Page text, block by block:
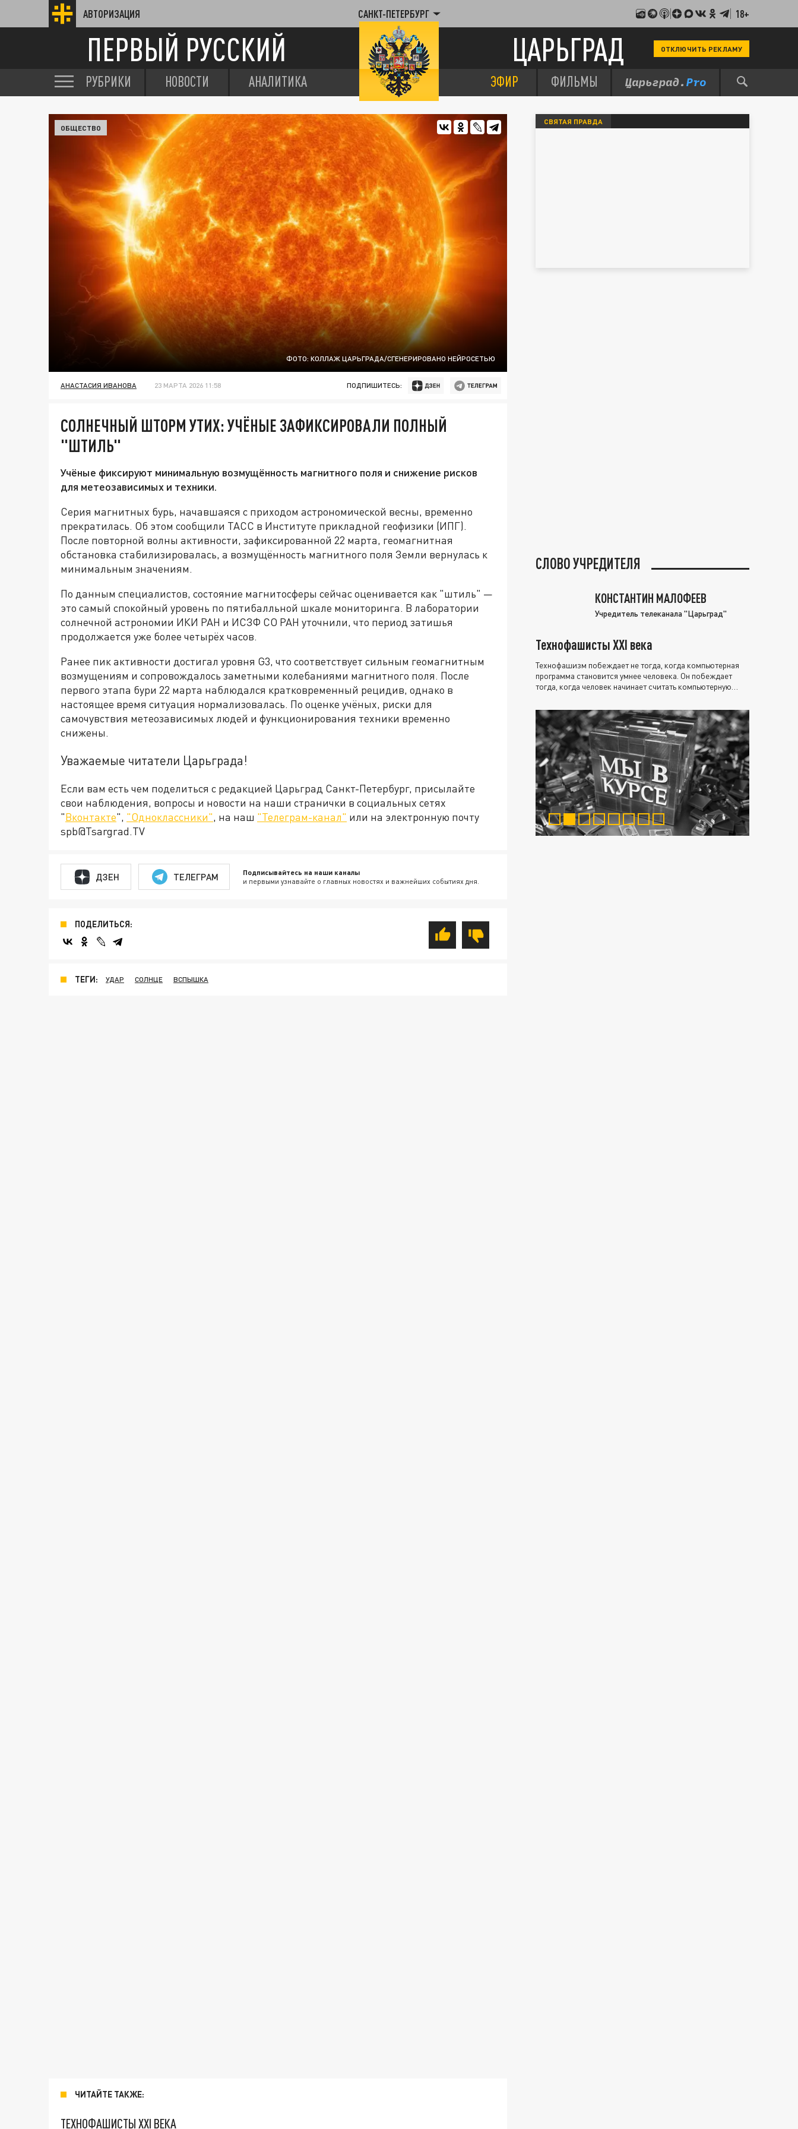
АВТОРИЗАЦИЯ САНКТ-ПЕТЕРБУРГ 18+
ПЕРВЫЙ РУССКИЙ ЦАРЬГРАД ОТКЛЮЧИТЬ РЕКЛАМУ
РУБРИКИ НОВОСТИ АНАЛИТИКА ЭФИР ФИЛЬМЫ
ФОТО: КОЛЛАЖ ЦАРЬГРАДА/СГЕНЕРИРОВАНО НЕЙРОСЕТЬЮ
ОБЩЕСТВО
АНАСТАСИЯ ИВАНОВА 23 МАРТА 2026 11:58 ПОДПИШИТЕСЬ:
СОЛНЕЧНЫЙ ШТОРМ УТИХ: УЧЁНЫЕ ЗАФИКСИРОВАЛИ ПОЛНЫЙ
"ШТИЛЬ"
Учёные фиксируют минимальную возмущённость магнитного поля и снижение рисков
для метеозависимых и техники.
Серия магнитных бурь, начавшаяся с приходом астрономической весны, временно
прекратилась. Об этом сообщили ТАСС в Институте прикладной геофизики (ИПГ).
После повторной волны активности, зафиксированной 22 марта, геомагнитная
обстановка стабилизировалась, а возмущённость магнитного поля Земли вернулась к
минимальным значениям.
По данным специалистов, состояние магнитосферы сейчас оценивается как "штиль" —
это самый спокойный уровень по пятибалльной шкале мониторинга. В лаборатории
солнечной астрономии ИКИ РАН и ИСЗФ СО РАН уточнили, что период затишья
продолжается уже более четырёх часов.
Ранее пик активности достигал уровня G3, что соответствует сильным геомагнитным
возмущениям и сопровождалось заметными колебаниями магнитного поля. После
первого этапа бури 22 марта наблюдался кратковременный рецидив, однако в
настоящее время ситуация нормализовалась. По оценке учёных, риски для
самочувствия метеозависимых людей и функционирования техники временно
снижены.
Уважаемые читатели Царьграда!
Если вам есть чем поделиться с редакцией Царьград Санкт-Петербург, присылайте
свои наблюдения, вопросы и новости на наши странички в социальных сетях
"Вконтакте", "Одноклассники", на наш "Телеграм-канал" или на электронную почту
spb@Tsargrad.TV
ДЗЕН ТЕЛЕГРАМ Подписывайтесь на наши каналы
и первыми узнавайте о главных новостях и важнейших событиях дня.
ПОДЕЛИТЬСЯ:
ТЕГИ: УДАР СОЛНЦЕ ВСПЫШКА
ЧИТАЙТЕ ТАКЖЕ:
ТЕХНОФАШИСТЫ XXI ВЕКА
СВЯТАЯ ПРАВДА
СЛОВО УЧРЕДИТЕЛЯ
КОНСТАНТИН МАЛОФЕЕВ
Учредитель телеканала "Царьград"
Технофашисты XXI века
Технофашизм побеждает не тогда, когда компьютерная
программа становится умнее человека. Он побеждает
тогда, когда человек начинает считать компьютерную